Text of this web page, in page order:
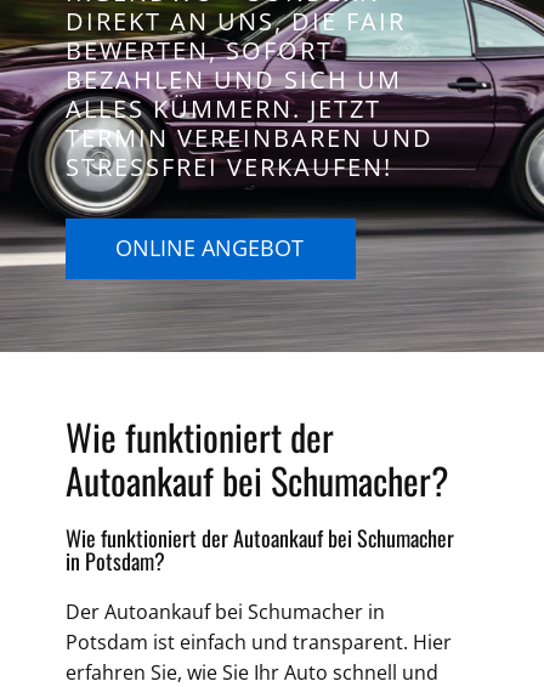
DIREKT AN UNS, DIE FAIR
BEWERTEN, SOFORT
BEZAHLEN UND SICH UM
ALLES KÜMMERN. JETZT
TERMIN VEREINBAREN UND
STRESSFREI VERKAUFEN!
ONLINE ANGEBOT
Wie funktioniert der
Autoankauf bei Schumacher?
Wie funktioniert der Autoankauf bei Schumacher
in Potsdam?
Der Autoankauf bei Schumacher in
Potsdam ist einfach und transparent. Hier
erfahren Sie, wie Sie Ihr Auto schnell und